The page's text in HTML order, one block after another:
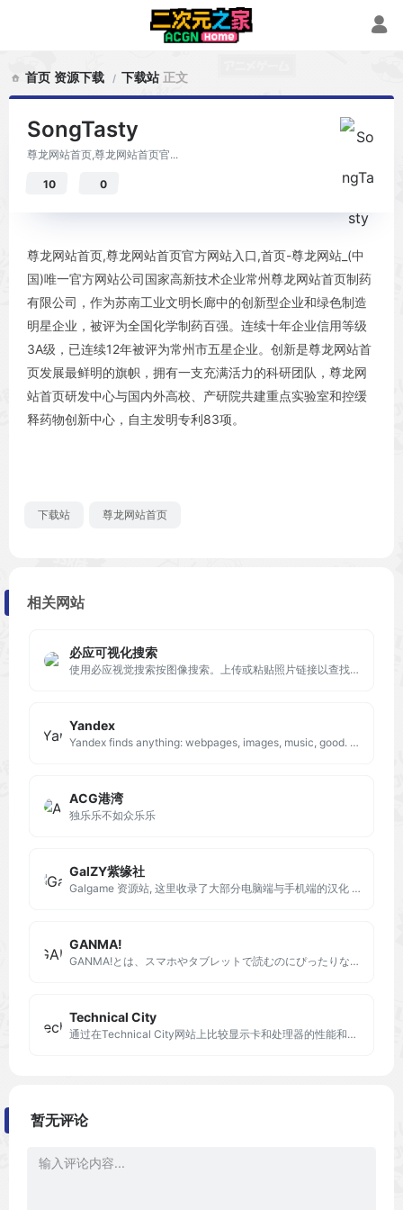
首页 资源下载 下载站 正文
SongTasty
尊龙网站首页,尊龙网站首页官...
10 0
尊龙网站首页,尊龙网站首页官方网站入口,首页-尊龙网站_(中
国)唯一官方网站公司国家高新技术企业常州尊龙网站首页制药
有限公司，作为苏南工业文明长廊中的创新型企业和绿色制造
明星企业，被评为全国化学制药百强。连续十年企业信用等级
3A级，已连续12年被评为常州市五星企业。创新是尊龙网站首
页发展最鲜明的旗帜，拥有一支充满活力的科研团队，尊龙网
站首页研发中心与国内外高校、产研院共建重点实验室和控缓
释药物创新中心，自主发明专利83项。
下载站 尊龙网站首页
相关网站
必应可视化搜索
使用必应视觉搜索按图像搜索。上传或粘贴照片链接以查找相似图像、匹配产品和标识对象 - 全部免费。
Yandex
Yandex finds anything: webpages, images, music, good. Solve any problem — from everyday to a scientific one. Search by text, voice or image.
ACG港湾
独乐乐不如众乐乐
GalZY紫缘社
Galgame 资源站, 这里收录了大部分电脑端与手机端的汉化 Galgame
GANMA!
GANMA!とは、スマホやタブレットで読むのにぴったりなオリジナル新作マンガ配信サービスです。GANMA!でしか読めない新作マンガが毎週更新、いずれも無料で続々と登場！
Technical City
通过在Technical City网站上比较显示卡和处理器的性能和技术特性，可以更轻松地选择购买的物品并提供必要的信息。
暂无评论